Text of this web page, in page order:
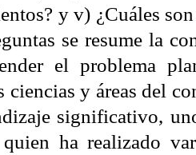
y v) ¿Cuáles
se resume la
el problema
ciencias y áreas del
significativo,
ha realizado